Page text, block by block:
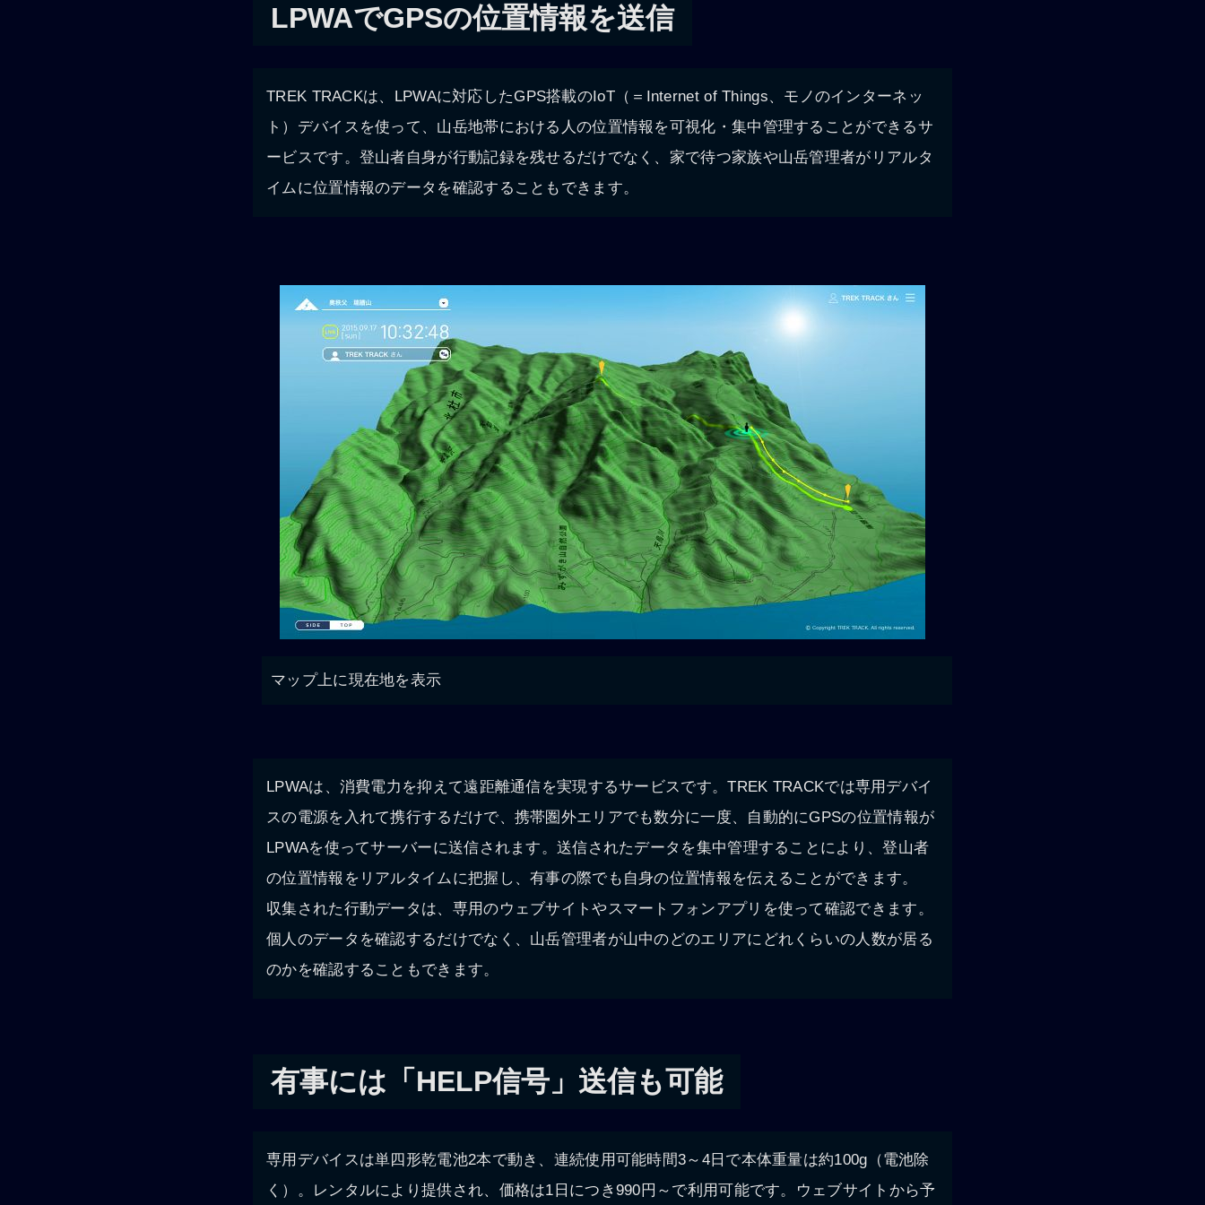
LPWAでGPSの位置情報を送信
TREK TRACKは、LPWAに対応したGPS搭載のIoT（＝Internet of Things、モノのインターネッ
ト）デバイスを使って、山岳地帯における人の位置情報を可視化・集中管理することができるサ
ービスです。登山者自身が行動記録を残せるだけでなく、家で待つ家族や山岳管理者がリアルタ
イムに位置情報のデータを確認することもできます。
マップ上に現在地を表示
LPWAは、消費電力を抑えて遠距離通信を実現するサービスです。TREK TRACKでは専用デバイ
スの電源を入れて携行するだけで、携帯圏外エリアでも数分に一度、自動的にGPSの位置情報が
LPWAを使ってサーバーに送信されます。送信されたデータを集中管理することにより、登山者
の位置情報をリアルタイムに把握し、有事の際でも自身の位置情報を伝えることができます。
収集された行動データは、専用のウェブサイトやスマートフォンアプリを使って確認できます。
個人のデータを確認するだけでなく、山岳管理者が山中のどのエリアにどれくらいの人数が居る
のかを確認することもできます。
有事には「HELP信号」送信も可能
専用デバイスは単四形乾電池2本で動き、連続使用可能時間3～4日で本体重量は約100g（電池除
く）。レンタルにより提供され、価格は1日につき990円～で利用可能です。ウェブサイトから予